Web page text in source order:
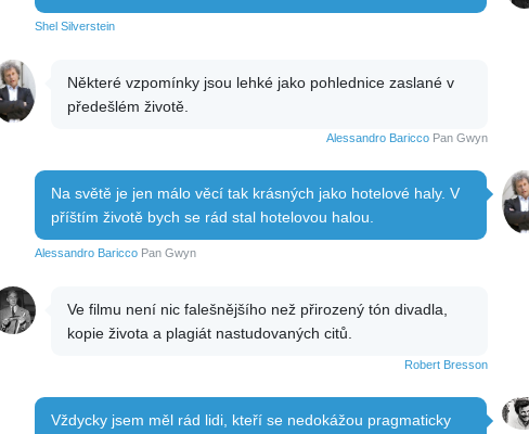
Shel Silverstein
Některé vzpomínky jsou lehké jako pohlednice zaslané v
předešlém životě.
Alessandro BariccoPan Gwyn
Na světě je jen málo věcí tak krásných jako hotelové haly. V
příštím životě bych se rád stal hotelovou halou.
Alessandro BariccoPan Gwyn
Ve filmu není nic falešnějšího než přirozený tón divadla,
kopie života a plagiát nastudovaných citů.
Robert Bresson
Vždycky jsem měl rád lidi, kteří se nedokážou pragmaticky